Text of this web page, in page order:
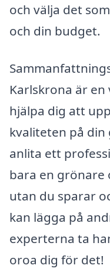
och välja det
och din budget.
Karlskrona är
hjälpa dig att
kvaliteten på
anlita ett
bara en grönare
utan du sparar
kan lägga på
experterna ta
oroa dig för det!